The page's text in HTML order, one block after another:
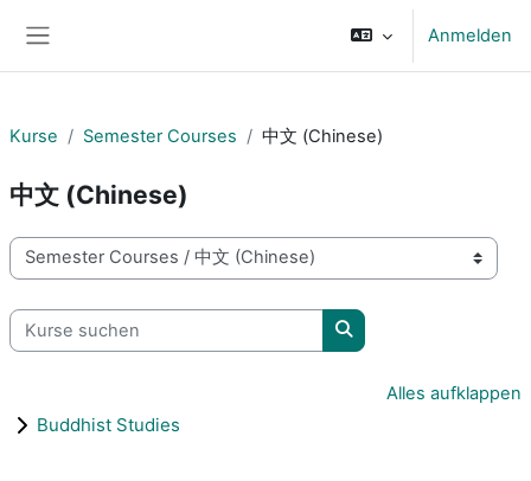
Anmelden
Kurse Semester Courses 中文 (Chinese)
中文 (Chinese)
Kursbereiche
Kurse suchen
Kurse suchen
Alles aufklappen
Buddhist Studies